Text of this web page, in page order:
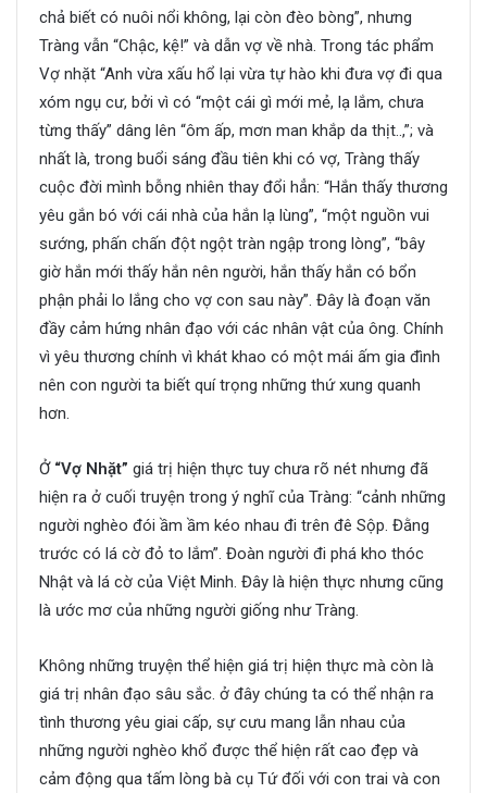
chả biết có nuôi nổi không, lại còn đèo bòng”, nhưng
Tràng vẫn “Chậc, kệ!” và dẫn vợ về nhà. Trong tác phẩm
Vợ nhặt “Anh vừa xấu hổ lại vừa tự hào khi đưa vợ đi qua
xóm ngụ cư, bởi vì có “một cái gì mới mẻ, lạ lắm, chưa
từng thấy” dâng lên “ôm ấp, mơn man khắp da thịt..,”; và
nhất là, trong buổi sáng đầu tiên khi có vợ, Tràng thấy
cuộc đời mình bỗng nhiên thay đổi hẳn: “Hắn thấy thương
yêu gắn bó với cái nhà của hắn lạ lùng”, “một nguồn vui
sướng, phấn chấn đột ngột tràn ngập trong lòng”, “bây
giờ hắn mới thấy hắn nên người, hắn thấy hắn có bổn
phận phải lo lắng cho vợ con sau này”. Đây là đoạn văn
đầy cảm hứng nhân đạo với các nhân vật của ông. Chính
vì yêu thương chính vì khát khao có một mái ấm gia đình
nên con người ta biết quí trọng những thứ xung quanh
hơn.
Ở “Vợ Nhặt” giá trị hiện thực tuy chưa rõ nét nhưng đã
hiện ra ở cuối truyện trong ý nghĩ của Tràng: “cảnh những
người nghèo đói ầm ầm kéo nhau đi trên đê Sộp. Đằng
trước có lá cờ đỏ to lắm”. Đoàn người đi phá kho thóc
Nhật và lá cờ của Việt Minh. Đây là hiện thực nhưng cũng
là ước mơ của những người giống như Tràng.
Không những truyện thể hiện giá trị hiện thực mà còn là
giá trị nhân đạo sâu sắc. ở đây chúng ta có thể nhận ra
tình thương yêu giai cấp, sự cưu mang lẫn nhau của
những người nghèo khổ được thể hiện rất cao đẹp và
cảm động qua tấm lòng bà cụ Tứ đối với con trai và con